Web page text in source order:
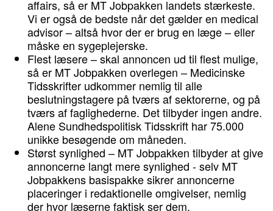
affairs, så er MT Jobpakken landets stærkeste.
Vi er også de bedste når det gælder en medical
advisor – altså hvor der er brug en læge – eller
måske en sygeplejerske.
Flest læsere – skal annoncen ud til flest mulige,
så er MT Jobpakken overlegen – Medicinske
Tidsskrifter udkommer nemlig til alle
beslutningstagere på tværs af sektorerne, og på
tværs af faglighederne. Det tilbyder ingen andre.
Alene Sundhedspolitisk Tidsskrift har 75.000
unikke besøgende om måneden.
Størst synlighed – MT Jobpakken tilbyder at give
annoncerne langt mere synlighed - selv MT
Jobpakkens basispakke sikrer annoncerne
placeringer i redaktionelle omgivelser, nemlig
der hvor læserne faktisk ser dem.